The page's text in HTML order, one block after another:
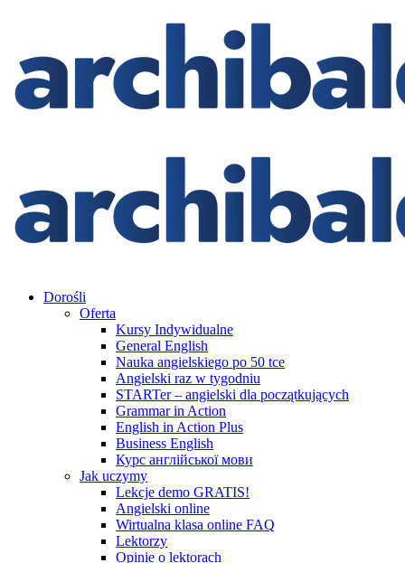
Dorośli
Oferta
Kursy Indywidualne
General English
Nauka angielskiego po 50 tce
Angielski raz w tygodniu
STARTer – angielski dla początkujących
Grammar in Action
English in Action Plus
Business English
Курс англійської мови
Jak uczymy
Lekcje demo GRATIS!
Angielski online
Wirtualna klasa online FAQ
Lektorzy
Opinie o lektorach